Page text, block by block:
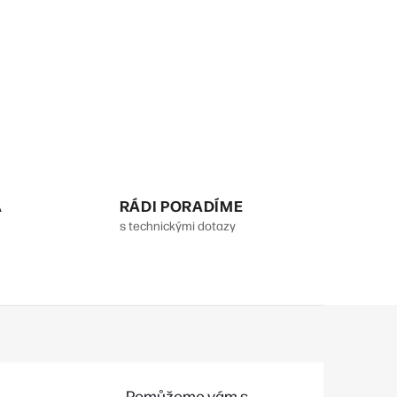
RÁDI PORADÍME
s technickými dotazy